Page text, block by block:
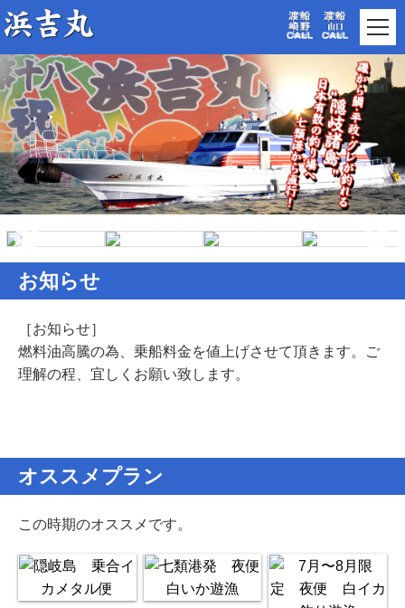
お知らせ
［お知らせ］
燃料油高騰の為、乗船料金を値上げさせて頂きます。ご
理解の程、宜しくお願い致します。
オススメプラン
この時期のオススメです。